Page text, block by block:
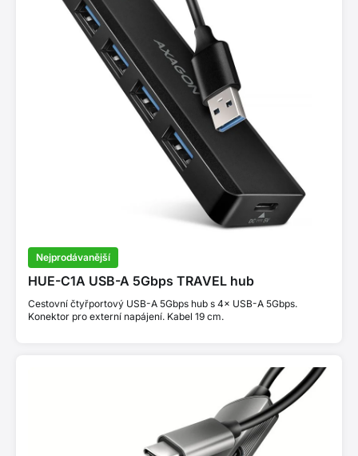
Nejprodávanější
HUE-C1A USB-A 5Gbps TRAVEL hub
Cestovní čtyřportový USB-A 5Gbps hub s 4× USB-A 5Gbps.
Konektor pro externí napájení. Kabel 19 cm.